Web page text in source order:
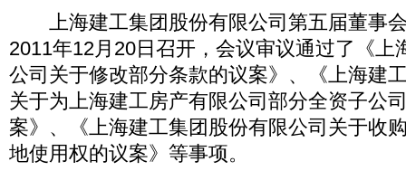
上海建工集团股份有限公司第五届董事
2011年12月20日召开，会议审议通过了《上
公司关于修改部分条款的议案》、《上海建
关于为上海建工房产有限公司部分全资子公
案》、《上海建工集团股份有限公司关于收
地使用权的议案》等事项。